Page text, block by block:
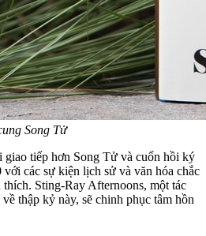
Song Tử
giao tiếp hơn Song Tử và cuốn hồi ký
các sự kiện lịch sử và văn hóa chắc
Sting-Ray Afternoons, một tác
thập kỷ này, sẽ chinh phục tâm hồn